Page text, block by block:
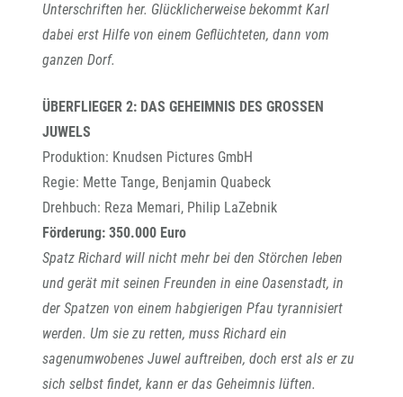
Unterschriften her. Glücklicherweise bekommt Karl
dabei erst Hilfe von einem Geflüchteten, dann vom
ganzen Dorf.
ÜBERFLIEGER 2: DAS GEHEIMNIS DES GROSSEN
JUWELS
Produktion: Knudsen Pictures GmbH
Regie: Mette Tange, Benjamin Quabeck
Drehbuch: Reza Memari, Philip LaZebnik
Förderung: 350.000 Euro
Spatz Richard will nicht mehr bei den Störchen leben
und gerät mit seinen Freunden in eine Oasenstadt, in
der Spatzen von einem habgierigen Pfau tyrannisiert
werden. Um sie zu retten, muss Richard ein
sagenumwobenes Juwel auftreiben, doch erst als er zu
sich selbst findet, kann er das Geheimnis lüften.